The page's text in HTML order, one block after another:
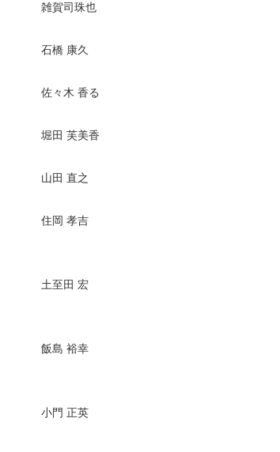
雑賀司珠也
石橋 康久
佐々木 香る
堀田 芙美香
山田 直之
住岡 孝吉
土至田 宏
飯島 裕幸
小門 正英